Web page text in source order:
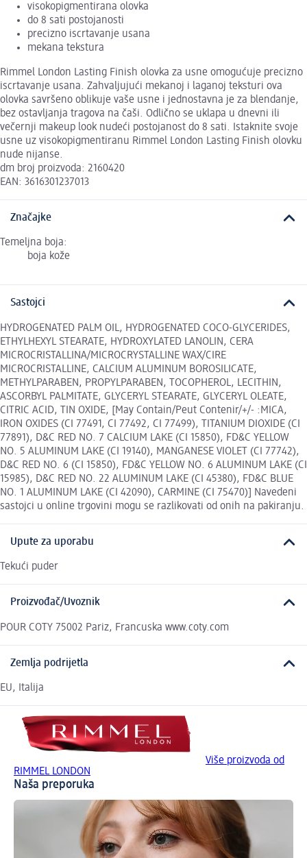
visokopigmentirana olovka
do 8 sati postojanosti
precizno iscrtavanje usana
mekana tekstura
Rimmel London Lasting Finish olovka za usne omogućuje precizno
iscrtavanje usana. Zahvaljujući mekanoj i laganoj teksturi ova
olovka savršeno oblikuje vaše usne i jednostavna je za blendanje,
bez ostavljanja tragova na čaši. Odlično se uklapa u dnevni ili
večernji makeup look nudeći postojanost do 8 sati. Istaknite svoje
usne uz visokopigmentiranu Rimmel London Lasting Finish olovku
nude nijanse.
dm broj proizvoda: 2160420
EAN: 3616301237013
Značajke
Temeljna boja:
boja kože
Sastojci
HYDROGENATED PALM OIL, HYDROGENATED COCO-GLYCERIDES,
ETHYLHEXYL STEARATE, HYDROXYLATED LANOLIN, CERA
MICROCRISTALLINA/MICROCRYSTALLINE WAX/CIRE
MICROCRISTALLINE, CALCIUM ALUMINUM BOROSILICATE,
METHYLPARABEN, PROPYLPARABEN, TOCOPHEROL, LECITHIN,
ASCORBYL PALMITATE, GLYCERYL STEARATE, GLYCERYL OLEATE,
CITRIC ACID, TIN OXIDE, [May Contain/Peut Contenir/+/- :MICA,
IRON OXIDES (CI 77491, CI 77492, CI 77499), TITANIUM DIOXIDE (CI
77891), D&C RED NO. 7 CALCIUM LAKE (CI 15850), FD&C YELLOW
NO. 5 ALUMINUM LAKE (CI 19140), MANGANESE VIOLET (CI 77742),
D&C RED NO. 6 (CI 15850), FD&C YELLOW NO. 6 ALUMINUM LAKE (CI
15985), D&C RED NO. 22 ALUMINUM LAKE (CI 45380), FD&C BLUE
NO. 1 ALUMINUM LAKE (CI 42090), CARMINE (CI 75470)] Navedeni
sastojci u online trgovini mogu se razlikovati od onih na pakiranju.
Upute za uporabu
Tekući puder
Proizvođač/Uvoznik
POUR COTY 75002 Pariz, Francuska www.coty.com
Zemlja podrijetla
EU, Italija
Više proizvoda od
RIMMEL LONDON
Naša preporuka